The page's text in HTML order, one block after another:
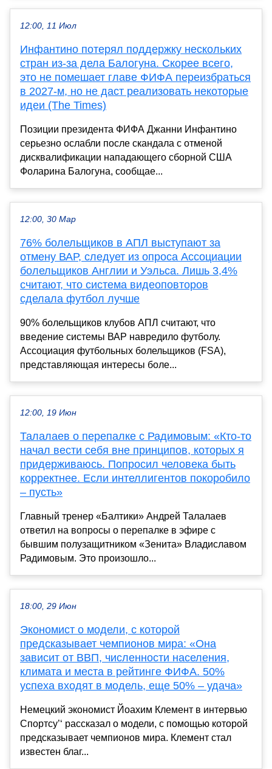
12:00, 11 Июл
Инфантино потерял поддержку нескольких
стран из-за дела Балогуна. Скорее всего,
это не помешает главе ФИФА переизбраться
в 2027-м, но не даст реализовать некоторые
идеи (The Times)
Позиции президента ФИФА Джанни Инфантино
серьезно ослабли после скандала с отменой
дисквалификации нападающего сборной США
Фоларина Балогуна, сообщае...
12:00, 30 Мар
76% болельщиков в АПЛ выступают за
отмену ВАР, следует из опроса Ассоциации
болельщиков Англии и Уэльса. Лишь 3,4%
считают, что система видеоповторов
сделала футбол лучше
90% болельщиков клубов АПЛ считают, что
введение системы ВАР навредило футболу.
Ассоциация футбольных болельщиков (FSA),
представляющая интересы боле...
12:00, 19 Июн
Талалаев о перепалке с Радимовым: «Кто-то
начал вести себя вне принципов, которых я
придерживаюсь. Попросил человека быть
корректнее. Если интеллигентов покоробило
– пусть»
Главный тренер «Балтики» Андрей Талалаев
ответил на вопросы о перепалке в эфире с
бывшим полузащитником «Зенита» Владиславом
Радимовым. Это произошло...
18:00, 29 Июн
Экономист о модели, с которой
предсказывает чемпионов мира: «Она
зависит от ВВП, численности населения,
климата и места в рейтинге ФИФА. 50%
успеха входят в модель, еще 50% – удача»
Немецкий экономист Йоахим Клемент в интервью
Спортсу’‘ рассказал о модели, с помощью которой
предсказывает чемпионов мира. Клемент стал
известен благ...